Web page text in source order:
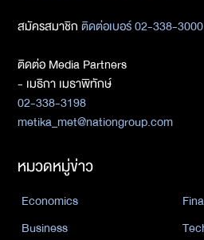
สมัครสมาชิกติดต่อเบอร์ 02-338-3000
ติดต่อ Media Partners
- เมธิกา เมธาพิทักษ์
02-338-3198
metika_met@nationgroup.com
หมวดหมู่ข่าว
Economics
Business